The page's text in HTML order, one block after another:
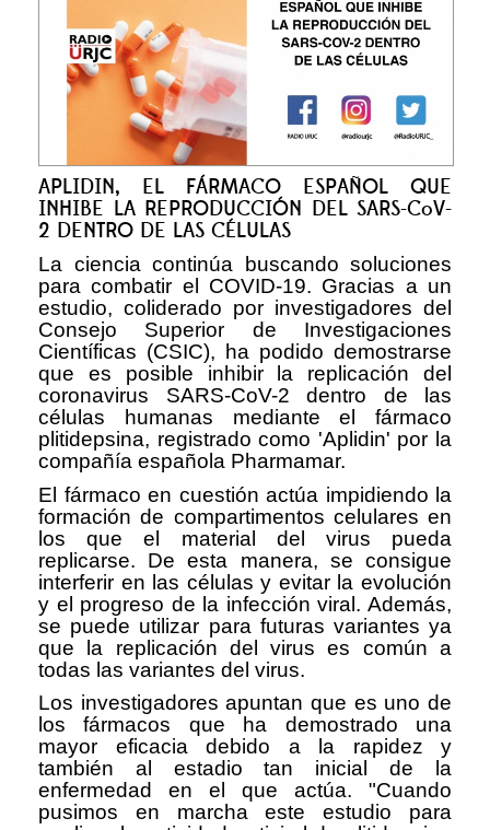
APLIDIN, EL FÁRMACO ESPAÑOL QUE
INHIBE LA REPRODUCCIÓN DEL SARS-CoV-
2 DENTRO DE LAS CÉLULAS
La ciencia continúa buscando soluciones
para combatir el COVID-19. Gracias a un
estudio, coliderado por investigadores del
Consejo Superior de Investigaciones
Científicas (CSIC), ha podido demostrarse
que es posible inhibir la replicación del
coronavirus SARS-CoV-2 dentro de las
células humanas mediante el fármaco
plitidepsina, registrado como 'Aplidin' por la
compañía española Pharmamar.
El fármaco en cuestión actúa impidiendo la
formación de compartimentos celulares en
los que el material del virus pueda
replicarse. De esta manera, se consigue
interferir en las células y evitar la evolución
y el progreso de la infección viral. Además,
se puede utilizar para futuras variantes ya
que la replicación del virus es común a
todas las variantes del virus.
Los investigadores apuntan que es uno de
los fármacos que ha demostrado una
mayor eficacia debido a la rapidez y
también al estadio tan inicial de la
enfermedad en el que actúa. "Cuando
pusimos en marcha este estudio para